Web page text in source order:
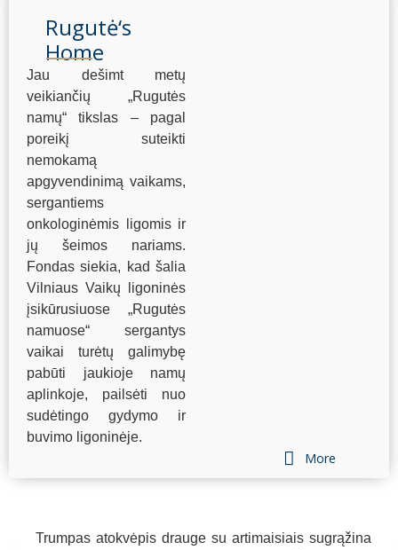
Rugutė‘s
Home
Jau dešimt metų
veikiančių „Rugutės
namų“ tikslas – pagal
poreikį suteikti
nemokamą
apgyvendinimą vaikams,
sergantiems
onkologinėmis ligomis ir
jų šeimos nariams.
Fondas siekia, kad šalia
Vilniaus Vaikų ligoninės
įsikūrusiuose „Rugutės
namuose“ sergantys
vaikai turėtų galimybę
pabūti jaukioje namų
aplinkoje, pailsėti nuo
sudėtingo gydymo ir
buvimo ligoninėje.
More
Trumpas atokvėpis drauge su artimaisiais sugrąžina